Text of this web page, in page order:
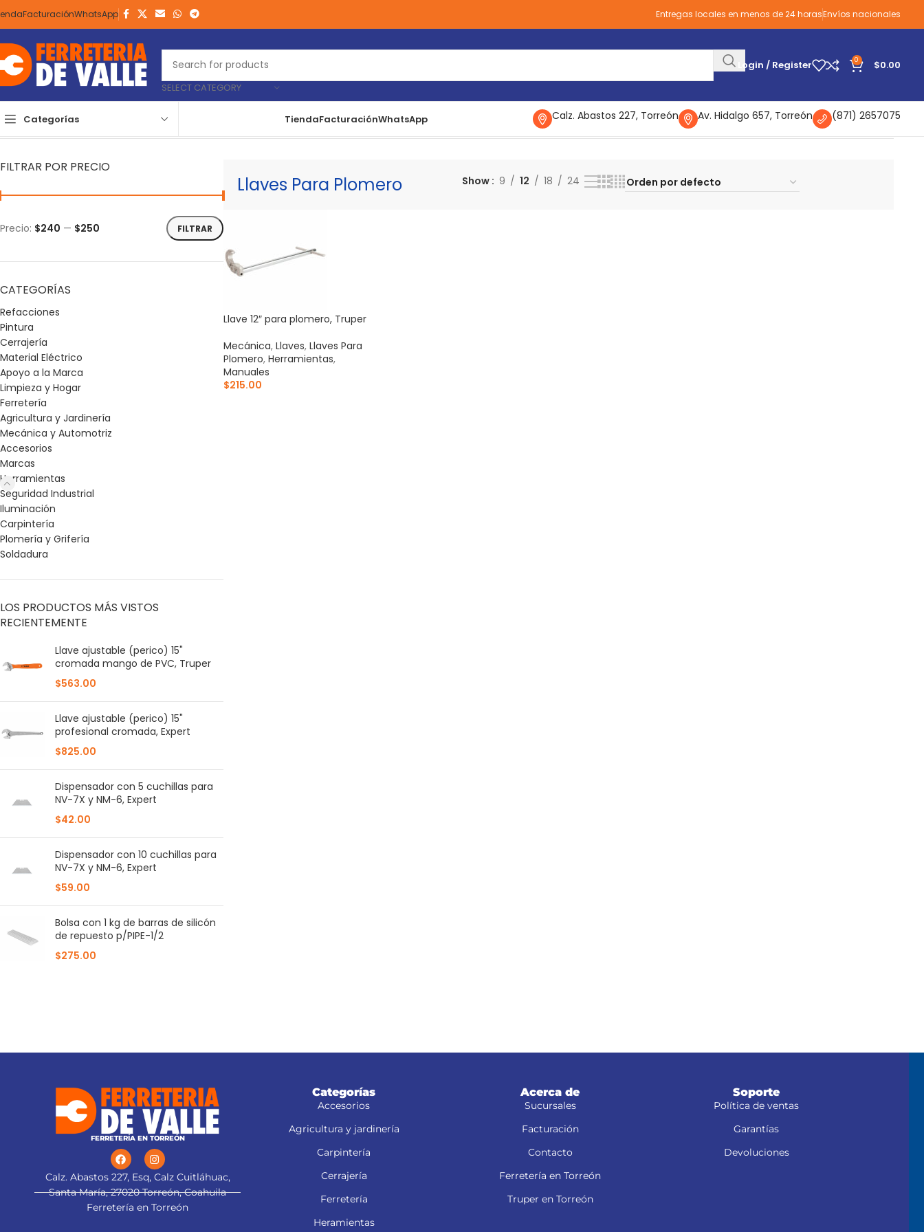
FacturaciónWhatsApp Entregas locales en menos de 24 horasEnvíos nacionales
SELECT CATEGORY
Login / Register 0 $0.00
Categorías TiendaFacturaciónWhatsApp Calz. Abastos 227, Torreón Av. Hidalgo 657, Torreón
(871) 2657075
FILTRAR POR PRECIO
FILTRAR
Precio: $240 — $250
CATEGORÍAS
Refacciones
Pintura
Cerrajería
Material Eléctrico
Apoyo a la Marca
Limpieza y Hogar
Ferretería
Agricultura y Jardinería
Mecánica y Automotriz
Accesorios
Marcas
Herramientas
Seguridad Industrial
Iluminación
Carpintería
Plomería y Grifería
Soldadura
LOS PRODUCTOS MÁS VISTOS
RECIENTEMENTE
Llave ajustable (perico) 15"
cromada mango de PVC, Truper
$563.00
Llave ajustable (perico) 15"
profesional cromada, Expert
$825.00
Dispensador con 5 cuchillas para
NV-7X y NM-6, Expert
$42.00
Dispensador con 10 cuchillas para
NV-7X y NM-6, Expert
$59.00
Bolsa con 1 kg de barras de silicón
de repuesto p/PIPE-1/2
$275.00
Llaves Para Plomero Show 9 12 18 24
Llave 12″ para plomero, Truper
Mecánica, Llaves, Llaves Para
Plomero, Herramientas,
Manuales
$215.00
FERRETERÍA EN TORREÓN
Calz. Abastos 227, Esq, Calz Cuitláhuac,
Santa María, 27020 Torreón, Coahuila
Ferretería en Torreón
Categorías
Accesorios
Agricultura y jardinería
Carpintería
Cerrajería
Ferretería
Heramientas
Acerca de
Sucursales
Facturación
Contacto
Ferretería en Torreón
Truper en Torreón
Soporte
Política de ventas
Garantías
Devoluciones